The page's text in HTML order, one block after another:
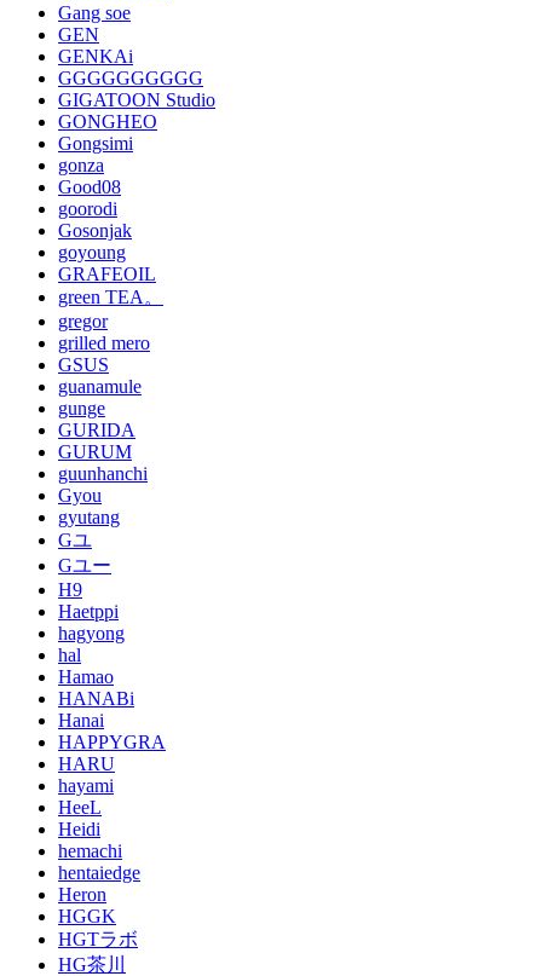
Gang soe
GEN
GENKAi
GGGGGGGGGG
GIGATOON Studio
GONGHEO
Gongsimi
gonza
Good08
goorodi
Gosonjak
goyoung
GRAFEOIL
green TEA。
gregor
grilled mero
GSUS
guanamule
gunge
GURIDA
GURUM
guunhanchi
Gyou
gyutang
Gユ
Gユー
H9
Haetppi
hagyong
hal
Hamao
HANABi
Hanai
HAPPYGRA
HARU
hayami
HeeL
Heidi
hemachi
hentaiedge
Heron
HGGK
HGTラボ
HG茶川